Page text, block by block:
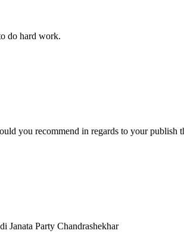
do hard work.
you recommend in regards to your publish
Janata Party Chandrashekhar